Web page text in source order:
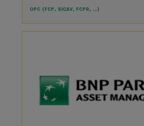
OPC (FCP, SICAV, FCPR, …)